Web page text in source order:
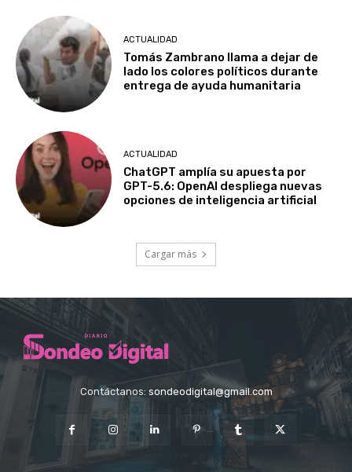
ACTUALIDAD
Tomás Zambrano llama a dejar de
lado los colores políticos durante
entrega de ayuda humanitaria
ACTUALIDAD
ChatGPT amplía su apuesta por
GPT-5.6: OpenAI despliega nuevas
opciones de inteligencia artificial
Cargar más
Contáctanos: sondeodigital@gmail.com